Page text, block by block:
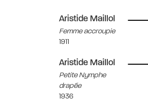
Aristide Maillol
Femme accroupie
1911
Aristide Maillol
Petite Nymphe
drapée
1936